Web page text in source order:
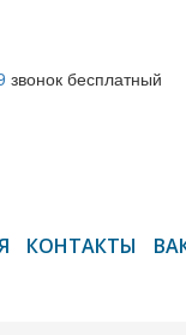
звонок бесплатный
КОНТАКТЫ